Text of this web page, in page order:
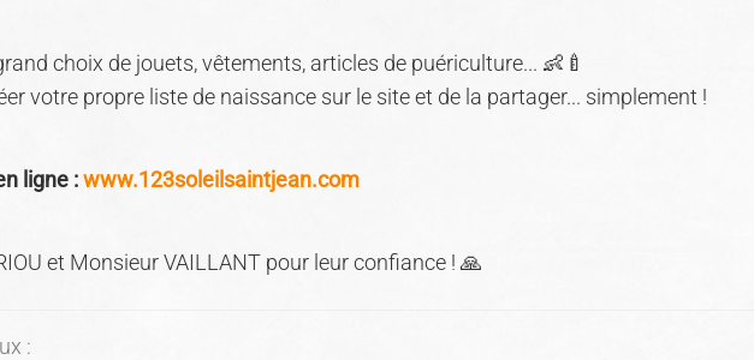
choix de jouets, vêtements, articles de puériculture... 👶🍼
votre propre liste de naissance sur le site et de la partager... simplement !
ligne :www.123soleilsaintjean.com
et Monsieur VAILLANT pour leur confiance ! 🙏
: